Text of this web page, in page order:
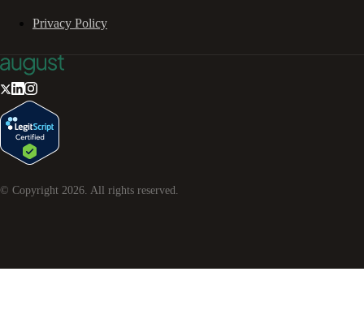
Privacy Policy
© Copyright 2026 . All rights reserved.